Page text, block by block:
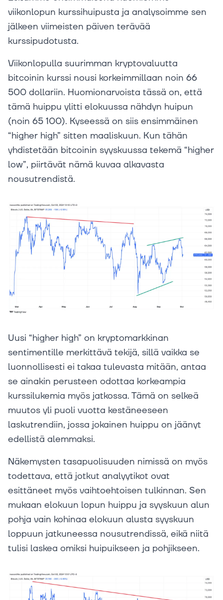
viikonlopun kurssihuipusta ja analysoimme sen
jälkeen viimeisten päiven terävää
kurssipudotusta.
Viikonlopulla suurimman kryptovaluutta
bitcoinin kurssi nousi korkeimmillaan noin 66
500 dollariin. Huomionarvoista tässä on, että
tämä huippu ylitti elokuussa nähdyn huipun
(noin 65 100). Kyseessä on siis ensimmäinen
“higher high” sitten maaliskuun. Kun tähän
yhdistetään bitcoinin syyskuussa tekemä “higher
low”, piirtävät nämä kuvaa alkavasta
nousutrendistä.
Uusi “higher high” on kryptomarkkinan
sentimentille merkittävä tekijä, sillä vaikka se
luonnollisesti ei takaa tulevasta mitään, antaa
se ainakin perusteen odottaa korkeampia
kurssilukemia myös jatkossa. Tämä on selkeä
muutos yli puoli vuotta kestäneeseen
laskutrendiin, jossa jokainen huippu on jäänyt
edellistä alemmaksi.
Näkemysten tasapuolisuuden nimissä on myös
todettava, että jotkut analyytikot ovat
esittäneet myös vaihtoehtoisen tulkinnan. Sen
mukaan elokuun lopun huippu ja syyskuun alun
pohja vain kohinaa elokuun alusta syyskuun
loppuun jatkuneessa nousutrendissä, eikä niitä
tulisi laskea omiksi huipuikseen ja pohjikseen.